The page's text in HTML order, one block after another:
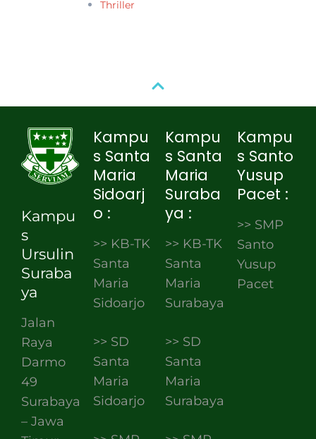
Thriller
Kampu
s
Ursulin
Suraba
ya
Jalan
Raya
Darmo
49
Surabaya
– Jawa
Kampu
s Santa
Maria
Sidoarj
o :
>> KB-TK
Santa
Maria
Sidoarjo
>> SD
Santa
Maria
Sidoarjo
Kampu
s Santa
Maria
Suraba
ya :
>> KB-TK
Santa
Maria
Surabaya
>> SD
Santa
Maria
Surabaya
Kampu
s Santo
Yusup
Pacet :
>> SMP
Santo
Yusup
Pacet